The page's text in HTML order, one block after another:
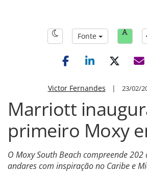
Fonte
Victor Fernandes | 23/02/
Marriott
primeiro Moxy
O Moxy South Beach compreende
andares com inspiração no Caribe e